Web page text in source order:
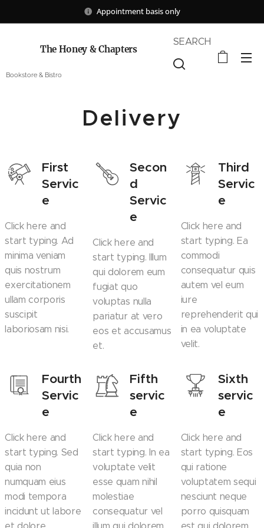
Appointment basis only
The Honey & Chapters
Bookstore & Bistro
SEARCH
Delivery
First
Servic
e
Click here and
start typing. Ad
minima veniam
quis nostrum
exercitationem
ullam corporis
suscipit
laboriosam nisi.
Secon
d
Servic
e
Click here and
start typing. Illum
qui dolorem eum
fugiat quo
voluptas nulla
pariatur at vero
eos et accusamus
et.
Third
Servic
e
Click here and
start typing. Ea
commodi
consequatur quis
autem vel eum
iure
reprehenderit qui
in ea voluptate
velit.
Fourth
Servic
e
Click here and
start typing. Sed
quia non
numquam eius
modi tempora
incidunt ut labore
Fifth
servic
e
Click here and
start typing. In ea
voluptate velit
esse quam nihil
molestiae
consequatur vel
Sixth
servic
e
Click here and
start typing. Eos
qui ratione
voluptatem sequi
nesciunt neque
porro quisquam